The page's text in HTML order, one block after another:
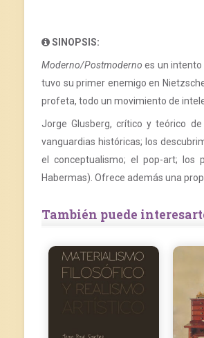
SINOPSIS:
Moderno/Postmoderno es un
tuvo su primer enemigo en
profeta, todo un movimiento de
Jorge Glusberg, crítico y teórico
vanguardias históricas; los
el conceptualismo; el pop-art; los
Habermas). Ofrece además una
También puede